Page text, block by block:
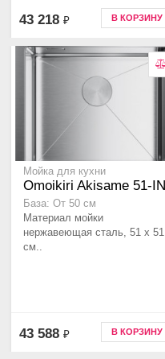
43 218 ₽ В КОРЗИНУ
Мойка для кухни
Omoikiri Akisame 51-IN
База: От 50 см
Материал мойки
нержавеющая сталь, 51 x 51
см..
43 588 ₽ В КОРЗИНУ